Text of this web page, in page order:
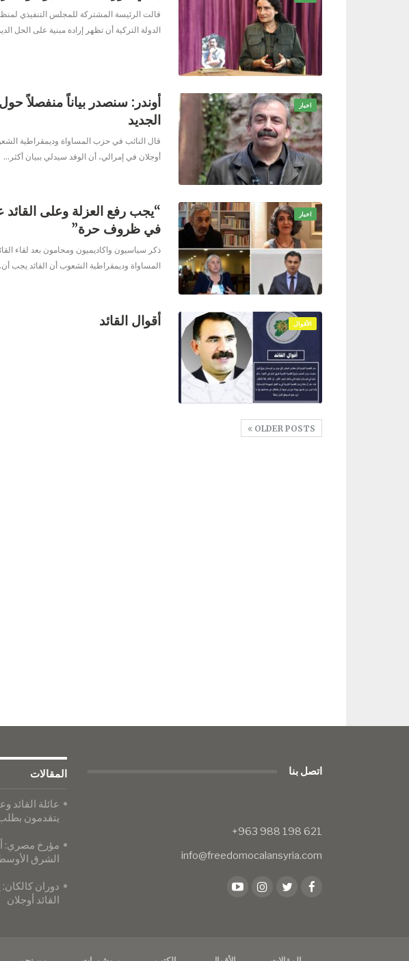
قالت الرئيسة المشتركة للمجلس التنفيذي
الدولة التركية أن تظهر إرادة مبنية على الحل
اخبار
أوندر: سنصدر بياناً منفصلاً
الجديد
قال النائب في حزب المساواة وديمقراطية
أوجلان في إمرالي، أن الوفد سيدلي ببيان أكثر …
اخبار
“يجب رفع العزلة وعلى القائد
في ظروف حرة”
المساواة وديمقراطية الشعوب أن القائد يجب أن
الأقوال أقوال القائد
OLDER POSTS
اتصل بنا
info@freedomocalansyria.com
المقالات
عائلة القائد
يتقدمون بطلب
مؤرخ مصري:
الشرق
دوران
القائد أوجلان